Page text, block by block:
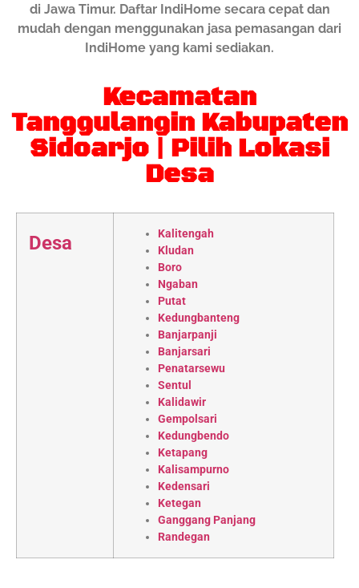
di Jawa Timur. Daftar IndiHome secara cepat dan
mudah dengan menggunakan jasa pemasangan dari
IndiHome yang kami sediakan.
Kecamatan
Tanggulangin Kabupaten
Sidoarjo | Pilih Lokasi
Desa
Desa
Kalitengah
Kludan
Boro
Ngaban
Putat
Kedungbanteng
Banjarpanji
Banjarsari
Penatarsewu
Sentul
Kalidawir
Gempolsari
Kedungbendo
Ketapang
Kalisampurno
Kedensari
Ketegan
Ganggang Panjang
Randegan